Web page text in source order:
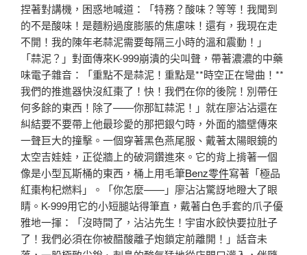
捏著對講機，困惑地喊道：「特務？酸味？等等！我聞到
的不是酸味！是麵粉過度膨脹的焦慮味！還有，我現在走
不開！我的陳年老蒜泥需要每隔三小時的溫和震動！」
「蒜泥？」對面傳來K-999崩潰的尖叫聲，帶著濃濃的中藥
味電子雜音：「重點不是蒜泥！重點是**時空正在彎曲！**
我們的推進器快沒紅棗了！快！我們在你的後院！別帶任
何多餘的東西！除了——你那缸蒜泥！」就在廖沾沾還在
糾結要不要帶上他最珍愛的那把銀勺時，外面的牆壁傳來
一聲巨大的撞擊。一個穿著黑色燕尾服、戴著太陽眼鏡的
太空吉娃娃，正從牆上的破洞鑽進來。它的背上揹著一個
像是小型瓦斯桶的東西，桶上用毛筆Benz零件寫著「極品
紅棗枸杞燃料」。「你怎麼——」廖沾沾驚訝地瞪大了眼
睛。K-999用它的小短腿站得筆直，戴著白色手套的爪子優
雅地一揮：「沒時間了，沾沾先生！宇宙水餃快要拉肚子
了！我們必須在你被醋酸離子炮鎖定前離開！」話音未